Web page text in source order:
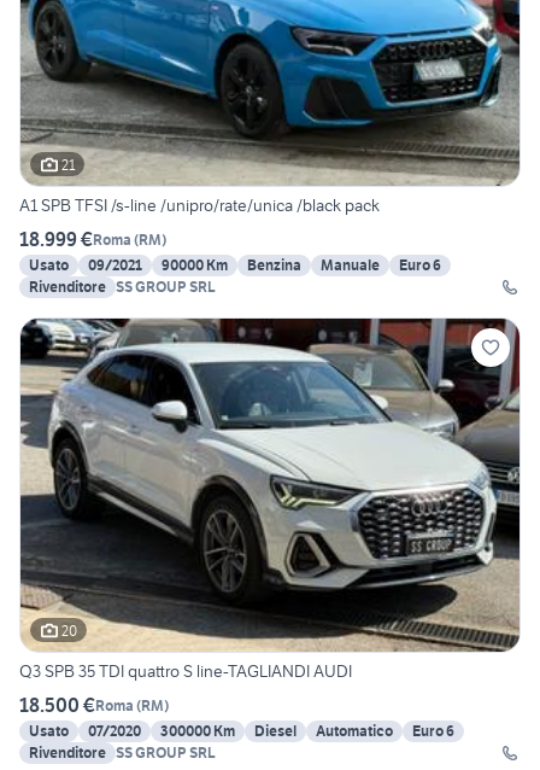
21
A1 SPB TFSI /s-line /unipro/rate/unica /black pack
18.999 €Roma (RM)
Usato
09/2021 90000 Km Benzina Manuale
Euro 6
Rivenditore SS GROUP SRL
20
Q3 SPB 35 TDI quattro S line-TAGLIANDI AUDI
18.500 €Roma (RM)
Usato
07/2020 300000 Km Diesel Automatico
Euro 6
Rivenditore SS GROUP SRL